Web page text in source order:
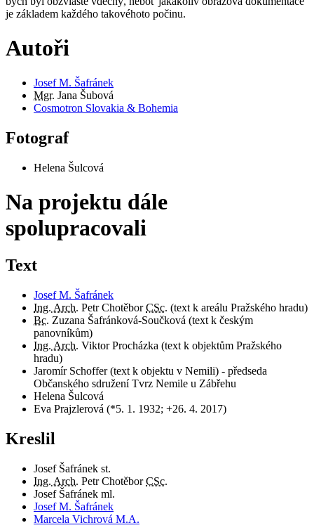
je základem každého takovéhoto počinu.
Autoři
Josef M. Šafránek
Mgr. Jana Šubová
Cosmotron Slovakia & Bohemia
Fotograf
Helena Šulcová
Na projektu dále
spolupracovali
Text
Josef M. Šafránek
Ing. Arch. Petr ChotěborCSc. (text k areálu Pražského hradu)
Bc. Zuzana Šafránková-Součková (text k českým
panovníkům)
Ing. Arch. Viktor Procházka (text k objektům Pražského
hradu)
Jaromír Schoffer (text k objektu v Nemili) - předseda
Občanského sdružení Tvrz Nemile u Zábřehu
Helena Šulcová
Eva Prajzlerová (*5. 1. 1932; +26. 4. 2017)
Kreslil
Josef Šafránek st.
Ing. Arch. Petr ChotěborCSc.
Josef Šafránek ml.
Josef M. Šafránek
Marcela Vichrová M.A.